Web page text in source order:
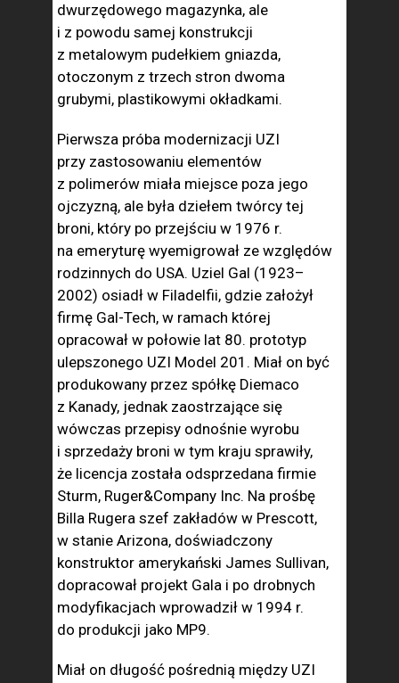
dwurzędowego magazynka, ale
i z powodu samej konstrukcji
z metalowym pudełkiem gniazda,
otoczonym z trzech stron dwoma
grubymi, plastikowymi okładkami.
Pierwsza próba modernizacji UZI
przy zastosowaniu elementów
z polimerów miała miejsce poza jego
ojczyzną, ale była dziełem twórcy tej
broni, który po przejściu w 1976 r.
na emeryturę wyemigrował ze względów
rodzinnych do USA. Uziel Gal (1923–
2002) osiadł w Filadelfii, gdzie założył
firmę Gal-Tech, w ramach której
opracował w połowie lat 80. prototyp
ulepszonego UZI Model 201. Miał on być
produkowany przez spółkę Diemaco
z Kanady, jednak zaostrzające się
wówczas przepisy odnośnie wyrobu
i sprzedaży broni w tym kraju sprawiły,
że licencja została odsprzedana firmie
Sturm, Ruger&Company Inc. Na prośbę
Billa Rugera szef zakładów w Prescott,
w stanie Arizona, doświadczony
konstruktor amerykański James Sullivan,
dopracował projekt Gala i po drobnych
modyfikacjach wprowadził w 1994 r.
do produkcji jako MP9.
Miał on długość pośrednią między UZI